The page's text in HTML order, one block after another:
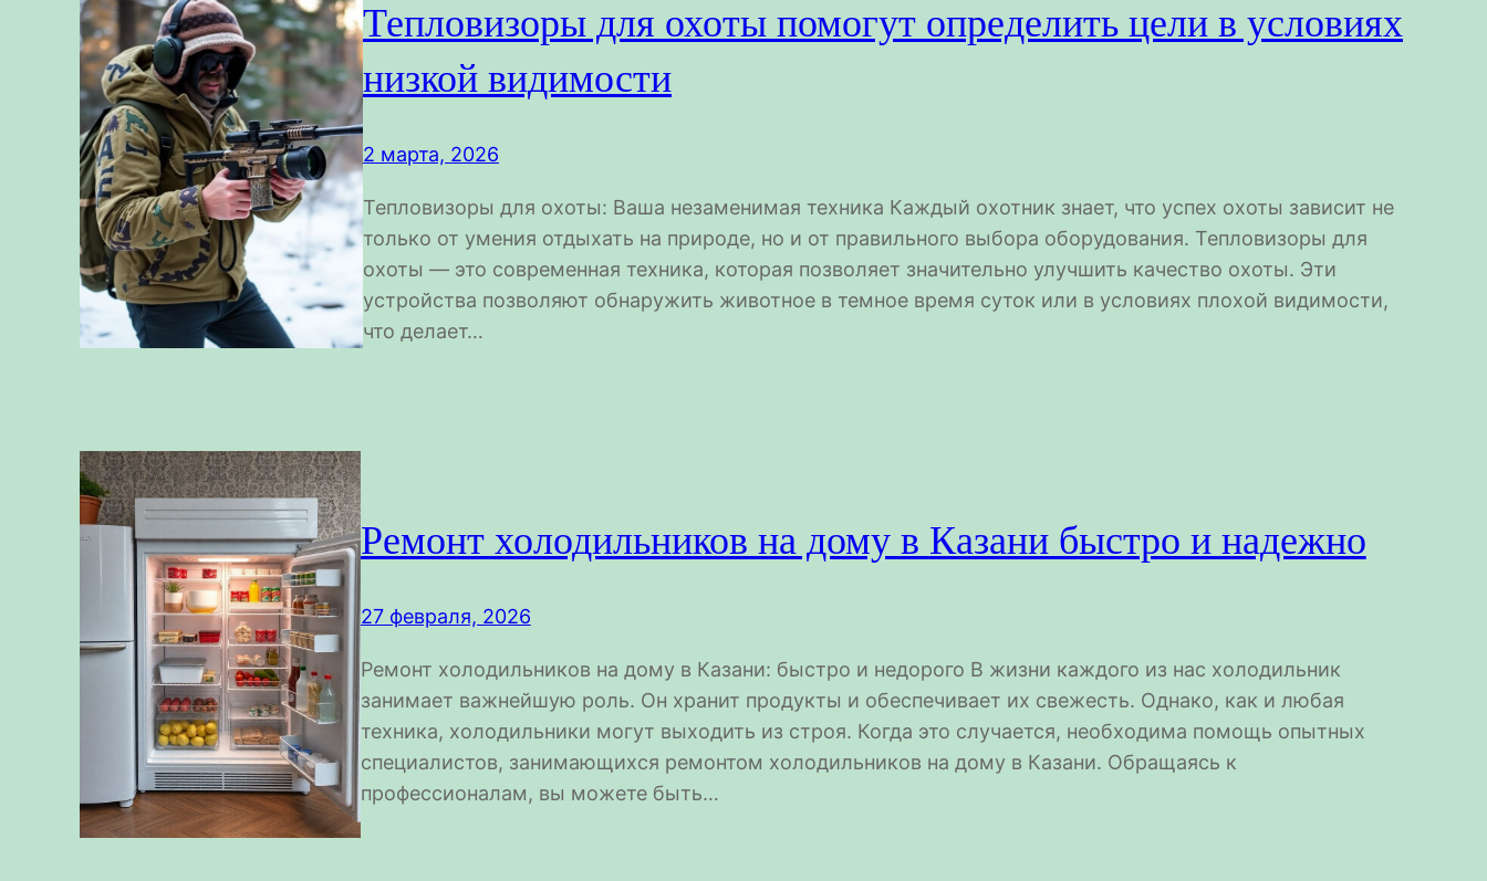
Тепловизоры для охоты помогут определить цели в условиях
низкой видимости
2 марта, 2026
Тепловизоры для охоты: Ваша незаменимая техника Каждый охотник знает, что успех охоты зависит не
только от умения отдыхать на природе, но и от правильного выбора оборудования. Тепловизоры для
охоты — это современная техника, которая позволяет значительно улучшить качество охоты. Эти
устройства позволяют обнаружить животное в темное время суток или в условиях плохой видимости,
что делает…
Ремонт холодильников на дому в Казани быстро и надежно
27 февраля, 2026
Ремонт холодильников на дому в Казани: быстро и недорого В жизни каждого из нас холодильник
занимает важнейшую роль. Он хранит продукты и обеспечивает их свежесть. Однако, как и любая
техника, холодильники могут выходить из строя. Когда это случается, необходима помощь опытных
специалистов, занимающихся ремонтом холодильников на дому в Казани. Обращаясь к
профессионалам, вы можете быть…